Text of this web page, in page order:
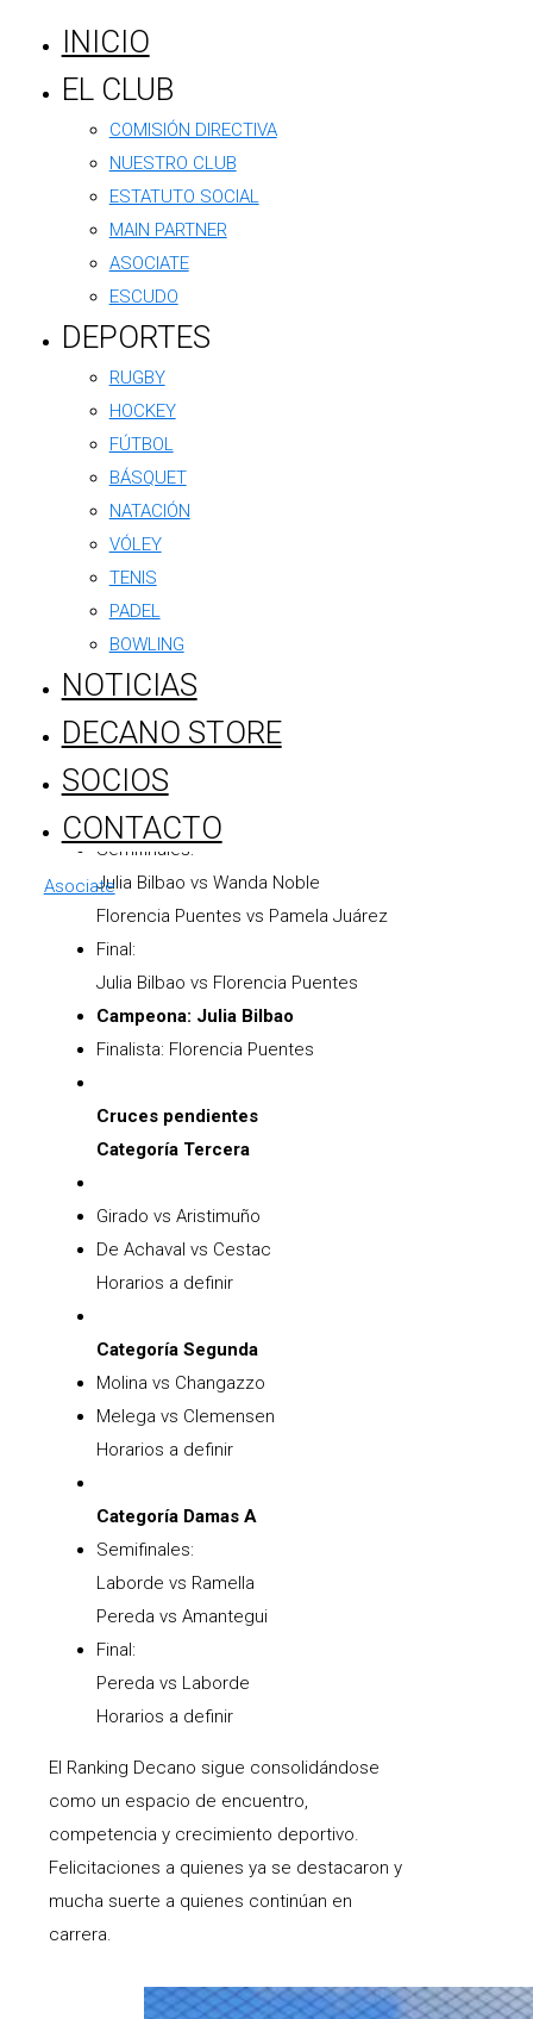
INICIO
EL CLUB
COMISIÓN DIRECTIVA
NUESTRO CLUB
ESTATUTO SOCIAL
MAIN PARTNER
ASOCIATE
ESCUDO
DEPORTES
RUGBY
HOCKEY
FÚTBOL
BÁSQUET
NATACIÓN
VÓLEY
TENIS
PADEL
BOWLING
NOTICIAS
DECANO STORE
SOCIOS
CONTACTO
Asociate
El pasado fin de semana se disputó una
nueva fecha del Ranking Decano en las
instalaciones del Club Argentino, con gran
participación y destacados cruces en
distintas categorías. La jornada volvió a
demostrar el compromiso y el nivel
competitivo de cada jugador y jugadora
Resultados confirmados
Categoría Intermedia
Semifinales:
Emma Martin vs Lisandro Martin
Lucas Saran vs Juan Vincent
Final:
Emma Martin vs Lucas Saran
Campeón: Lucas Saran
Finalista: Emma Martin
Categoría Damas B
Semifinales:
Julia Bilbao vs Wanda Noble
Florencia Puentes vs Pamela Juárez
Final:
Julia Bilbao vs Florencia Puentes
Campeona: Julia Bilbao
Finalista: Florencia Puentes
Cruces pendientes
Categoría Tercera
Girado vs Aristimuño
De Achaval vs Cestac
Horarios a definir
Categoría Segunda
Molina vs Changazzo
Melega vs Clemensen
Horarios a definir
Categoría Damas A
Semifinales:
Laborde vs Ramella
Pereda vs Amantegui
Final:
Pereda vs Laborde
Horarios a definir
El Ranking Decano sigue consolidándose
como un espacio de encuentro,
competencia y crecimiento deportivo.
Felicitaciones a quienes ya se destacaron y
mucha suerte a quienes continúan en
carrera.